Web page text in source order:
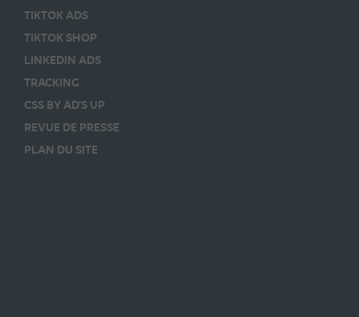
TIKTOK ADS
TIKTOK SHOP
LINKEDIN ADS
TRACKING
CSS BY AD’S UP
REVUE DE PRESSE
PLAN DU SITE